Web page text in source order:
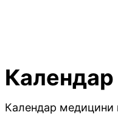
Календар медицини